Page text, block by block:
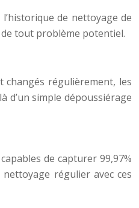
de nettoyage de
tout problème potentiel.
régulièrement, les
d’un simple dépoussiérage
de capturer 99,97%
régulier avec ces